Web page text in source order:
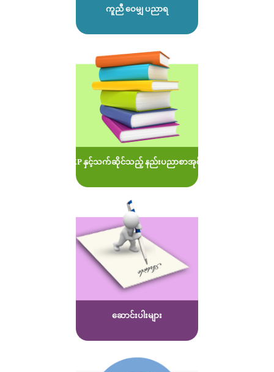
ကူညီ ဝေမျှ ပညာရ
MOEP နှင့်သက်ဆိုင်သည့် နည်းပညာစာအုပ်များ
ဆောင်းပါးများ